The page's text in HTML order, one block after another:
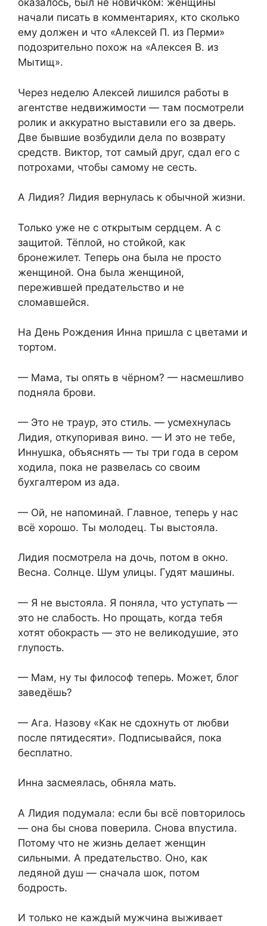
оказалось, был не новичком: женщины
начали писать в комментариях, кто сколько
ему должен и что «Алексей П. из Перми»
подозрительно похож на «Алексея В. из
Мытищ».
Через неделю Алексей лишился работы в
агентстве недвижимости — там посмотрели
ролик и аккуратно выставили его за дверь.
Две бывшие возбудили дела по возврату
средств. Виктор, тот самый друг, сдал его с
потрохами, чтобы самому не сесть.
А Лидия? Лидия вернулась к обычной жизни.
Только уже не с открытым сердцем. А с
защитой. Тёплой, но стойкой, как
бронежилет. Теперь она была не просто
женщиной. Она была женщиной,
пережившей предательство и не
сломавшейся.
На День Рождения Инна пришла с цветами и
тортом.
— Мама, ты опять в чёрном? — насмешливо
подняла брови.
— Это не траур, это стиль. — усмехнулась
Лидия, откупоривая вино. — И это не тебе,
Иннушка, объяснять — ты три года в сером
ходила, пока не развелась со своим
бухгалтером из ада.
— Ой, не напоминай. Главное, теперь у нас
всё хорошо. Ты молодец. Ты выстояла.
Лидия посмотрела на дочь, потом в окно.
Весна. Солнце. Шум улицы. Гудят машины.
— Я не выстояла. Я поняла, что уступать —
это не слабость. Но прощать, когда тебя
хотят обокрасть — это не великодушие, это
глупость.
— Мам, ну ты философ теперь. Может, блог
заведёшь?
— Ага. Назову «Как не сдохнуть от любви
после пятидесяти». Подписывайся, пока
бесплатно.
Инна засмеялась, обняла мать.
А Лидия подумала: если бы всё повторилось
— она бы снова поверила. Снова впустила.
Потому что не жизнь делает женщин
сильными. А предательство. Оно, как
ледяной душ — сначала шок, потом
бодрость.
И только не каждый мужчина выживает